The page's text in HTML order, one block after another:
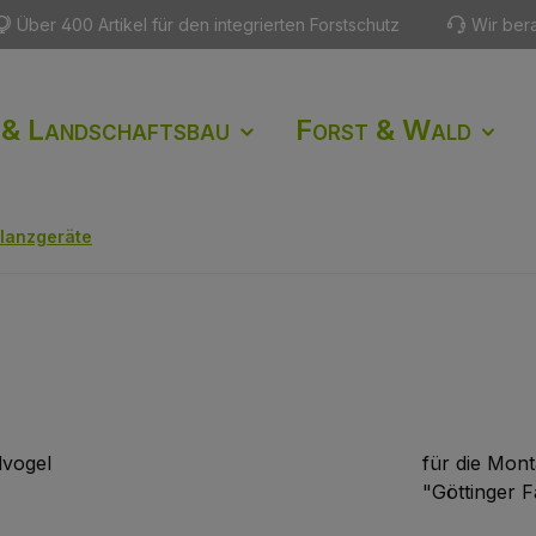
Über 400 Artikel für den integrierten Forstschutz Wir
Landschaftsbau Forst & Wald
für die
"Göttinger